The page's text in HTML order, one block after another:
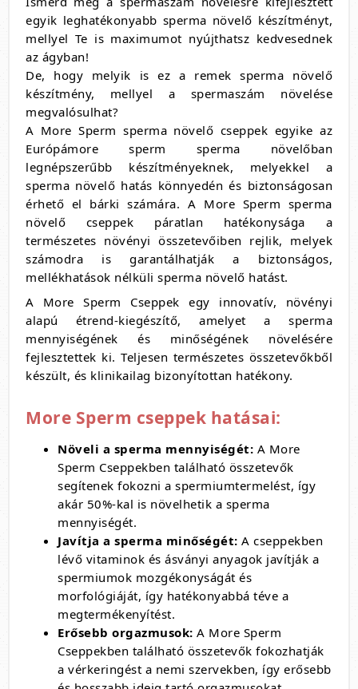
egyik leghatékonyabb sperma növelő készítményt,
mellyel Te is maximumot nyújthatsz kedvesednek
az ágyban!
De, hogy melyik is ez a remek sperma növelő
készítmény, mellyel a spermaszám növelése
megvalósulhat?
A More Sperm sperma növelő cseppek egyike az
Európámore sperm sperma növelőban
legnépszerűbb készítményeknek, melyekkel a
sperma növelő hatás könnyedén és biztonságosan
érhető el bárki számára. A More Sperm sperma
növelő cseppek páratlan hatékonysága a
természetes növényi összetevőiben rejlik, melyek
számodra is garantálhatják a biztonságos,
mellékhatások nélküli sperma növelő hatást.
A More Sperm Cseppek egy innovatív, növényi
alapú étrend-kiegészítő, amelyet a sperma
mennyiségének és minőségének növelésére
fejlesztettek ki. Teljesen természetes összetevőkből
készült, és klinikailag bizonyítottan hatékony.
More Sperm cseppek hatásai:
Növeli a sperma mennyiségét: A More
Sperm Cseppekben található összetevők
segítenek fokozni a spermiumtermelést, így
akár 50%-kal is növelhetik a sperma
mennyiségét.
Javítja a sperma minőségét: A cseppekben
lévő vitaminok és ásványi anyagok javítják a
spermiumok mozgékonyságát és
morfológiáját, így hatékonyabbá téve a
megtermékenyítést.
Erősebb orgazmusok: A More Sperm
Cseppekben található összetevők fokozhatják
a vérkeringést a nemi szervekben, így erősebb